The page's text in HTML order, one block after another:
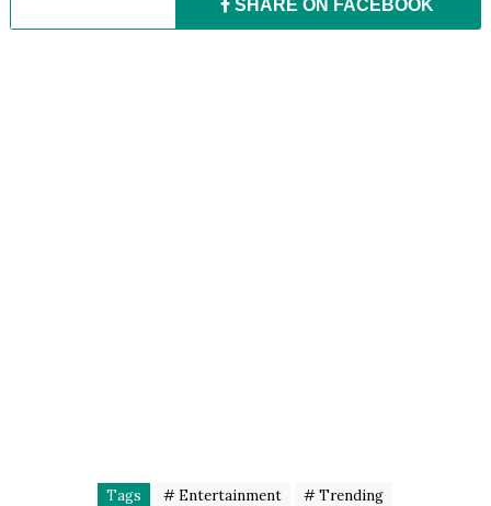
SHARE ON FACEBOOK
Tags # Entertainment # Trending